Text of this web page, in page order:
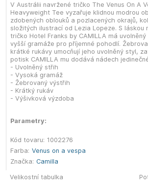
V Austrálii navržené tričko The Venus On A
Heavyweight Tee vyzařuje klidnou modrou
zdobených oblouků a pozlacených okrajů,
složitých ilustrací od Lezia Lopeze. S láskou
tričko Hotel Franks by CAMILLA má
vyšší gramáže pro příjemné pohodlí.
krátké rukávy umocňují jeho uvolněný styl,
potisk CAMILLA mu dodává nádech
- Uvolněný střih
- Vysoká gramáž
- Žebrovaný výstřih
- Krátký rukáv
- Výšivková výzdoba
Parametry:
Kód tovaru: 1002276
Farba: Venus on a vespa
Značka: Camilla
Velikostní tabulka